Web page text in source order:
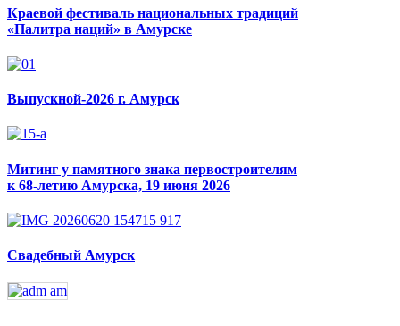
Краевой фестиваль национальных традиций
«Палитра наций» в Амурске
Выпускной-2026 г. Амурск
Митинг у памятного знака первостроителям
к 68-летию Амурска, 19 июня 2026
Свадебный Амурск